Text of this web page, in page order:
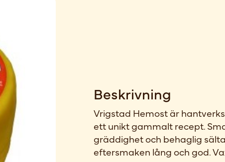
Beskrivning
Vrigstad Hemost är
ett unikt gammalt recept.
gräddighet och behaglig
eftersmaken lång och god.